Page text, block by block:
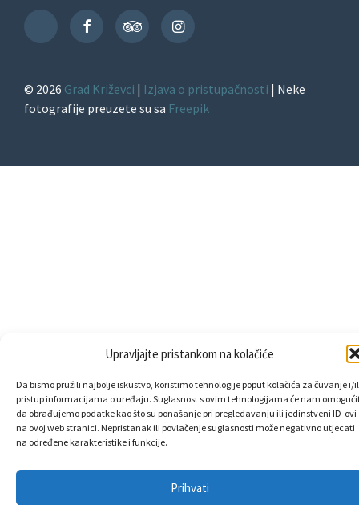
Upravljajte pristankom na kolačiće
Da bismo pružili najbolje iskustvo, koristimo tehnologije poput kolačića za čuvanje i/
pristup informacijama o uređaju. Suglasnost s ovim tehnologijama će nam
da obrađujemo podatke kao što su ponašanje pri pregledavanju ili jedinstveni ID-ovi
na ovoj web stranici. Nepristanak ili povlačenje suglasnosti može negativno utjecati
na određene karakteristike i funkcije.
Prihvati
TikTok
FacebookTripAdvisorInstagram
© 2026 Grad Križevci | Izjava o pristupačnosti | Neke
fotografije preuzete su sa Freepik